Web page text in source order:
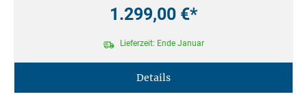
1.299,00 €*
Lieferzeit: Ende Januar
Details